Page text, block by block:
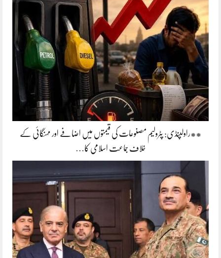
**راولپنڈی: پٹرولیم مصنوعات کی قیمتوں میں اضافے اور مہنگائی کے
خلاف جماعت اسلامی کا…